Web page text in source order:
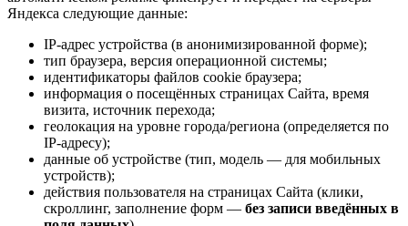
Яндекса следующие данные:
IP-адрес устройства (в анонимизированной форме);
тип браузера, версия операционной системы;
идентификаторы файлов cookie браузера;
информация о посещённых страницах Сайта, время
визита, источник перехода;
геолокация на уровне города/региона (определяется по
IP-адресу);
данные об устройстве (тип, модель — для мобильных
устройств);
действия пользователя на страницах Сайта (клики,
скроллинг, заполнение форм — без записи введённых в